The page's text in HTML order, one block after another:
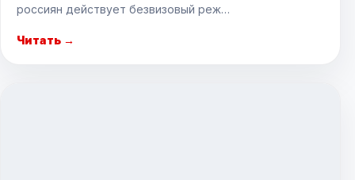
россиян действует безвизовый реж…
Читать →